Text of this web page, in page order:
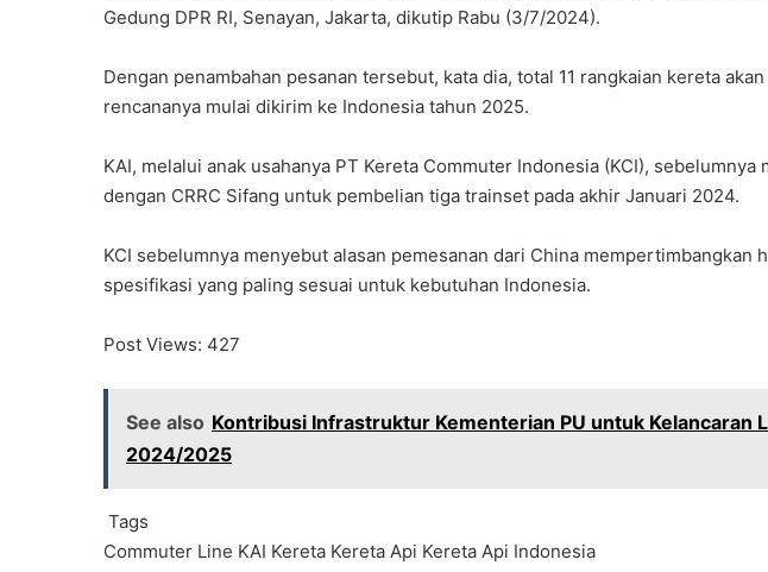
Gedung DPR RI, Senayan, Jakarta, dikutip Rabu (3/7/2024).
Dengan penambahan pesanan tersebut, kata dia, total 11 rangkaian kereta
rencananya mulai dikirim ke Indonesia tahun 2025.
KAI, melalui anak usahanya PT Kereta Commuter Indonesia (KCI), sebelumnya
dengan CRRC Sifang untuk pembelian tiga trainset pada akhir Januari 2024.
KCI sebelumnya menyebut alasan pemesanan dari China mempertimbangkan
spesifikasi yang paling sesuai untuk kebutuhan Indonesia.
Post Views: 427
See also Kontribusi Infrastruktur Kementerian PU untuk Kelancaran
2024/2025
Tags
Commuter Line KAI Kereta Kereta Api Kereta Api Indonesia